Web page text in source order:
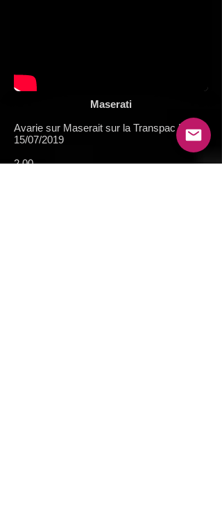
Maserati
Avarie sur Maserait sur la Transpac Race
15/07/2019
2.00